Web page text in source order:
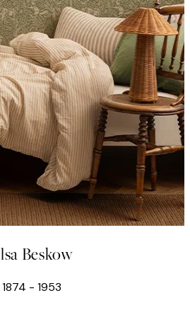
Beskow
1874 - 1953